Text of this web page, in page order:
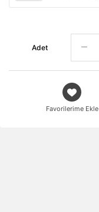
Adet
Favorilerime Ekle